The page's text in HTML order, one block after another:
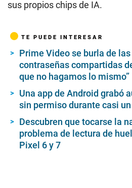
sus propios chips de IA.
TE PUEDE INTERESAR
Prime Video se burla de
contraseñas compartidas
que no hagamos lo mismo”
Una app de Android grabó
sin permiso durante casi
Descubren que tocarse la
problema de lectura de
Pixel 6 y 7